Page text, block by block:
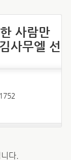
사람만
사무엘 선
다.